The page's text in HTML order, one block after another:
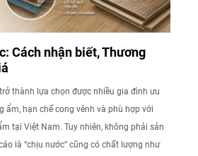
Cách nhận biết, Thương
thành lựa chọn được nhiều gia đình ưu
ẩm, hạn chế cong vênh và phù hợp với
tại Việt Nam. Tuy nhiên, không phải sản
là “chịu nước” cũng có chất lượng như